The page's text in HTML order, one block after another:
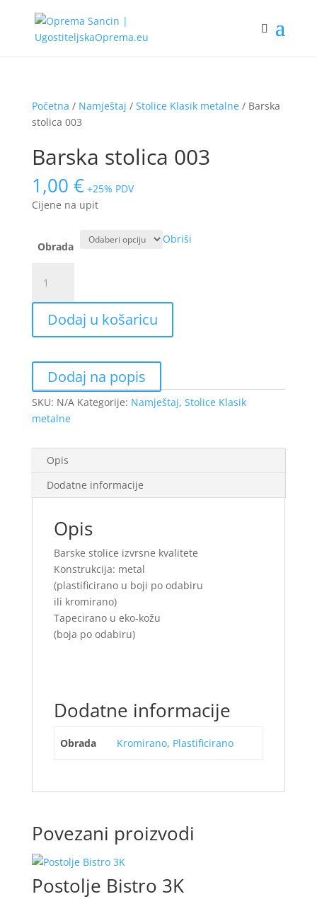
Početna / Namještaj / Stolice Klasik metalne/ Barska
stolica 003
Barska stolica 003
1,00 € +25% PDV
Cijene na upit
Obrada
Obriši
stolica
003
količina
Dodaj u košaricu
Dodaj na popis
SKU: N/A Kategorije: Namještaj, Stolice Klasik
metalne
Opis
Dodatne informacije
Opis
Barske stolice izvrsne kvalitete
Konstrukcija: metal
(plastificirano u boji po odabiru
ili kromirano)
Tapecirano u eko-kožu
(boja po odabiru)
Dodatne informacije
Obrada Kromirano, Plastificirano
Povezani proizvodi
Postolje Bistro 3K